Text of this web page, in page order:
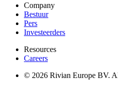
Company
Bestuur
Pers
Investeerders
Resources
Careers
© 2026 Rivian Europe BV.